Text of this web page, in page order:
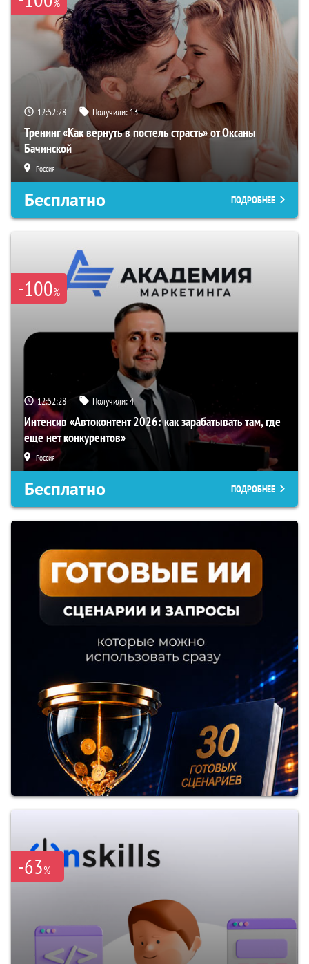
%
12:52:27 Получили:13
Тренинг «Как вернуть в постель страсть» от Оксаны
Бачинской
Россия
Бесплатно ПОДРОБНЕЕ
-100%
12:52:27 Получили:4
Интенсив «Автоконтент 2026: как зарабатывать там, где
еще нет конкурентов»
Россия
Бесплатно ПОДРОБНЕЕ
-63%